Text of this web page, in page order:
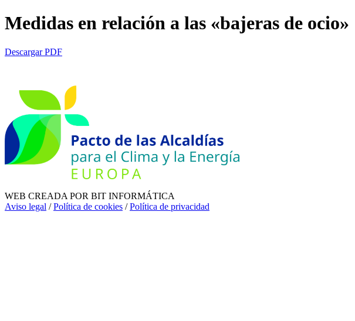
Medidas en relación a las «bajeras de ocio»
Descargar PDF
WEB CREADA POR BIT INFORMÁTICA
Aviso legal /Política de cookies /Política de privacidad